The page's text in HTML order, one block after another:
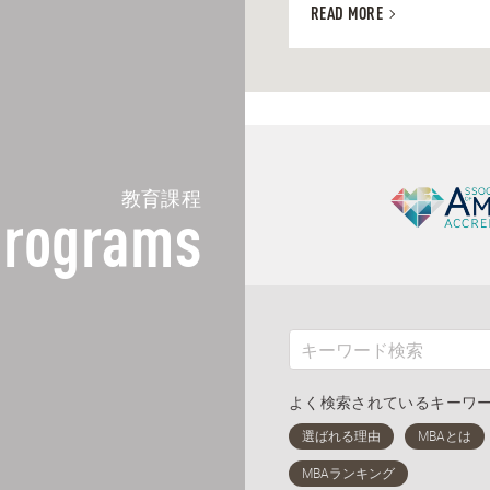
教育課程
READ MORE
よく検索されているキーワ